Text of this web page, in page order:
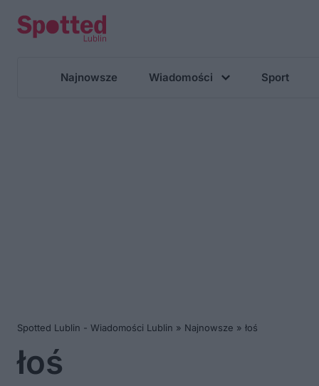
Najnowsze Wiadomości Sport
Spotted Lublin - Wiadomości Lublin » Najnowsze » łoś
łoś